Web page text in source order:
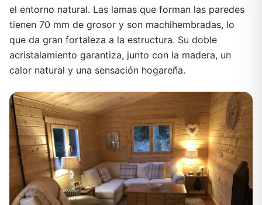
el entorno natural. Las lamas que forman las paredes
tienen 70 mm de grosor y son machihembradas, lo
que da gran fortaleza a la estructura. Su doble
acristalamiento garantiza, junto con la madera, un
calor natural y una sensación hogareña.